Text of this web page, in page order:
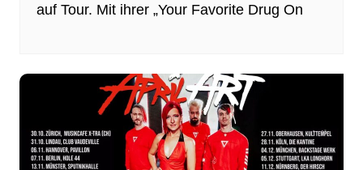
auf Tour. Mit ihrer „Your Favorite Drug On